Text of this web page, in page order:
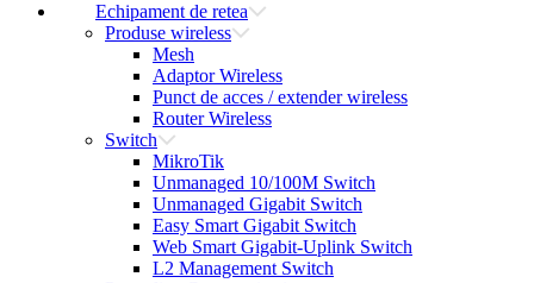
Echipament de retea
Produse wireless
Mesh
Adaptor Wireless
Punct de acces / extender wireless
Router Wireless
Switch
MikroTik
Unmanaged 10/100M Switch
Unmanaged Gigabit Switch
Easy Smart Gigabit Switch
Web Smart Gigabit-Uplink Switch
L2 Management Switch